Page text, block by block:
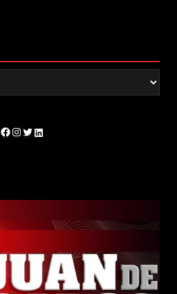
Facebook
Instagram
Twitter
LinkedIn